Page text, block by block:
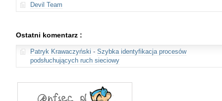
Devil Team
Ostatni komentarz :
Patryk Krawaczyński - Szybka identyfikacja procesów
podsłuchujących ruch sieciowy